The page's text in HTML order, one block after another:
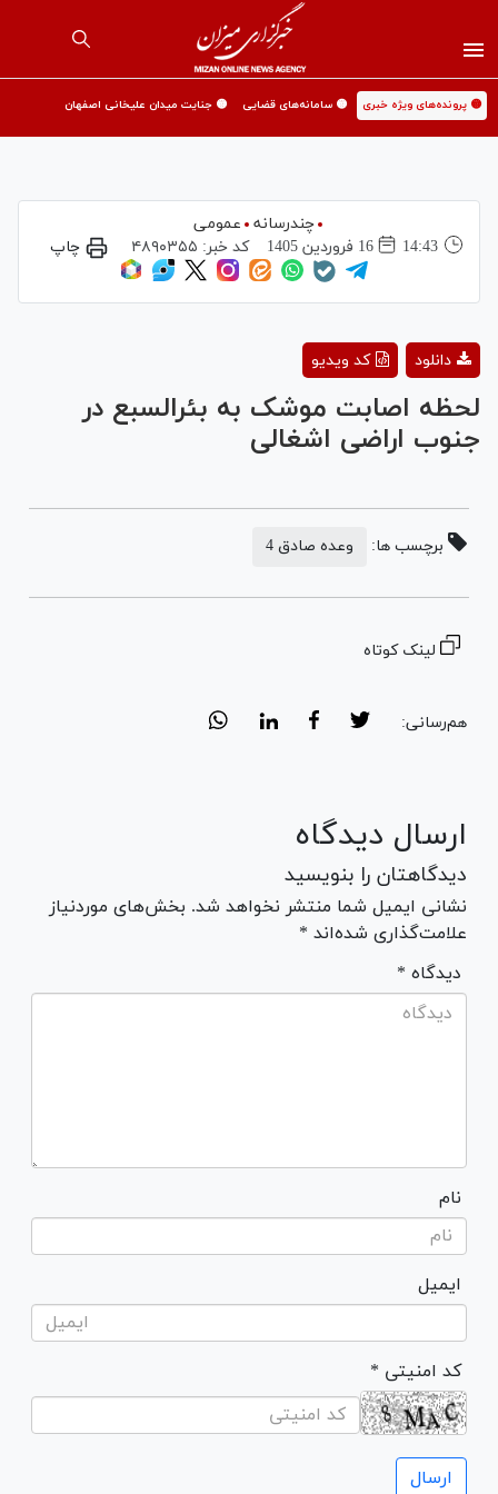
🟡 پرونده‌های ویژه خبری 🟡 سامانه‌های قضایی 🟡 جنایت میدان علیخانی اصفهان
چندرسانه
عمومی
14:43
16 فروردين 1405 کد خبر: ۴۸۹۰۳۵۵ چاپ
Video
کد ویدیو دانلود
لحظه اصابت موشک به بئرالسبع در
جنوب اراضی اشغالی
برچسب ها: وعده صادق 4
لینک کوتاه
هم‌رسانی:
ارسال دیدگاه
دیدگاهتان را بنویسید
نشانی ایمیل شما منتشر نخواهد شد. بخش‌های موردنیاز
علامت‌گذاری شده‌اند *
* دیدگاه
نام
ایمیل
* کد امنیتی